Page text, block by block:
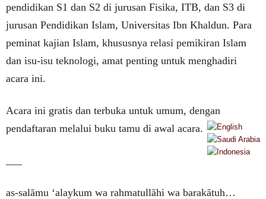
pendidikan S1 dan S2 di jurusan Fisika, ITB, dan S3 di
jurusan Pendidikan Islam, Universitas Ibn Khaldun. Para
peminat kajian Islam, khususnya relasi pemikiran Islam
dan isu-isu teknologi, amat penting untuk menghadiri
acara ini.
Acara ini gratis dan terbuka untuk umum, dengan
pendaftaran melalui buku tamu di awal acara.
as-salāmu ‘alaykum wa rahmatullāhi wa barakātuh…